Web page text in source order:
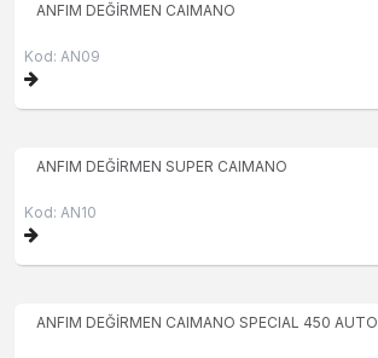
ANFIM DEĞİRMEN CAIMANO
Kod: AN09
ANFIM DEĞİRMEN SUPER CAIMANO
Kod: AN10
ANFIM DEĞİRMEN CAIMANO SPECIAL 450 AUTO